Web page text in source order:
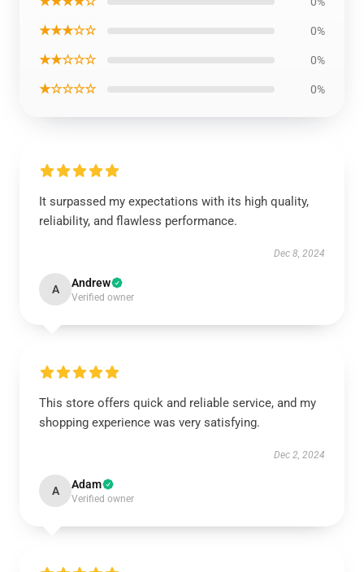
★★★☆☆ 0%
★★☆☆☆ 0%
★☆☆☆☆ 0%
It surpassed my expectations with its high quality,
reliability, and flawless performance.
Dec 8, 2024
A Andrew
Verified owner
This store offers quick and reliable service, and my
shopping experience was very satisfying.
Dec 2, 2024
A Adam
Verified owner